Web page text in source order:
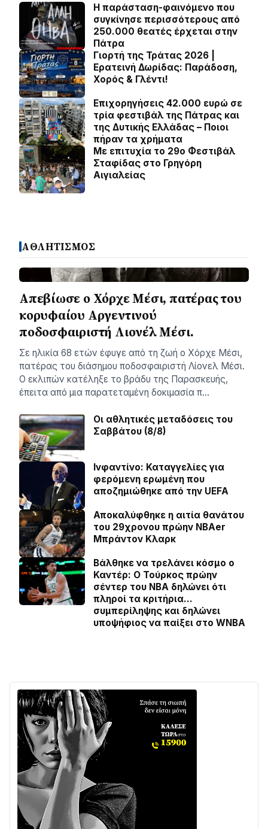
Η παράσταση-φαινόμενο που
συγκίνησε περισσότερους από
250.000 θεατές έρχεται στην
Πάτρα
Γιορτή της Τράτας 2026 |
Ερατεινή Δωρίδας: Παράδοση,
Χορός & Γλέντι!
Επιχορηγήσεις 42.000 ευρώ σε
τρία φεστιβάλ της Πάτρας και
της Δυτικής Ελλάδας – Ποιοι
πήραν τα χρήματα
Με επιτυχία το 29ο Φεστιβάλ
Σταφίδας στο Γρηγόρη
Aιγιαλείας
ΑΘΛΗΤΙΣΜΟΣ
Απεβίωσε ο Χόρχε Μέσι, πατέρας του
κορυφαίου Αργεντινού
ποδοσφαιριστή Λιονέλ Μέσι.
Σε ηλικία 68 ετών έφυγε από τη ζωή ο Χόρχε Μέσι,
πατέρας του διάσημου ποδοσφαιριστή Λίονελ Μέσι.
Ο εκλιπών κατέληξε το βράδυ της Παρασκευής,
έπειτα από μια παρατεταμένη δοκιμασία π…
Οι αθλητικές μεταδόσεις του
Σαββάτου (8/8)
Ινφαντίνο: Καταγγελίες για
φερόμενη ερωμένη που
αποζημιώθηκε από την UEFA
Αποκαλύφθηκε η αιτία θανάτου
του 29χρονου πρώην NBAer
Μπράντον Κλαρκ
Βάλθηκε να τρελάνει κόσμο ο
Καντέρ: Ο Τούρκος πρώην
σέντερ του NBA δηλώνει ότι
πληροί τα κριτήρια…
συμπερίληψης και δηλώνει
υποψήφιος να παίξει στο WNBA